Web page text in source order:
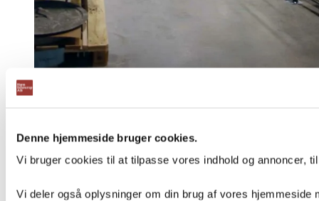
Denne hjemmeside bruger cookies.
Vi bruger cookies til at tilpasse vores indhold og annoncer,
Vi deler også oplysninger om din brug af vores